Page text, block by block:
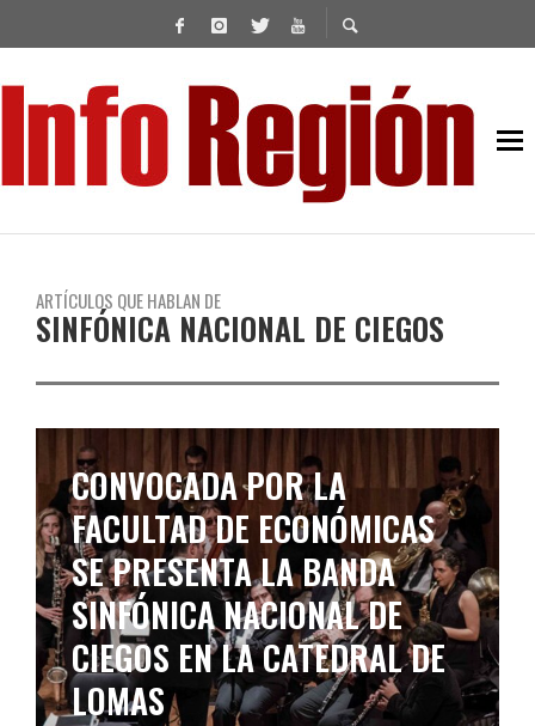
ARTÍCULOS QUE HABLAN DE
SINFÓNICA NACIONAL DE CIEGOS
CONVOCADA POR LA
FACULTAD DE ECONÓMICAS
SE PRESENTA LA BANDA
SINFÓNICA NACIONAL DE
CIEGOS EN LA CATEDRAL DE
LOMAS